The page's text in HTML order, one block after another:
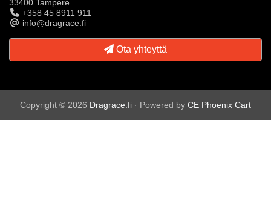
33400 Tampere
+358 45 8911 911
info@dragrace.fi
Ota yhteyttä
Copyright © 2026 Dragrace.fi · Powered by CE Phoenix Cart